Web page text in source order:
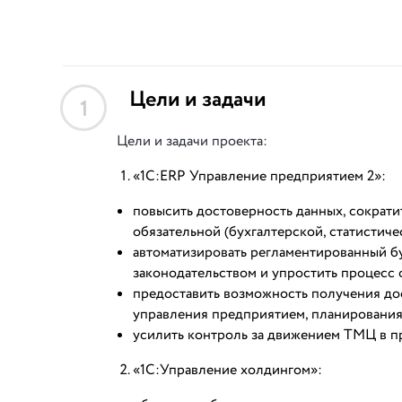
1 Цели и задачи
Цели и задачи проекта:
«1С:ERP Управление предприятием 2»:
повысить достоверность данных,
обязательной (бухгалтерской,
автоматизировать регламентированный
законодательством и упростить
предоставить возможность получения
управления предприятием,
усилить контроль за движением ТМЦ в
«1С:Управление холдингом»: